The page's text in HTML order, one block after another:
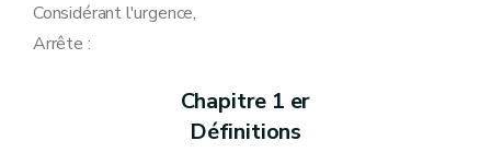
Considérant l'urgence,
Arrête :
Chapitre 1 er
Définitions